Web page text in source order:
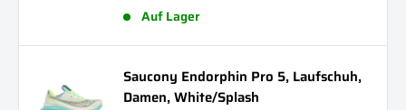
Auf Lager
Saucony Endorphin Pro 5, Laufschuh,
Damen, White/Splash